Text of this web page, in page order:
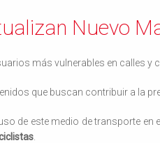
Nuevo
más vulnerables en calles y
que buscan contribuir a la
de este medio de transporte en